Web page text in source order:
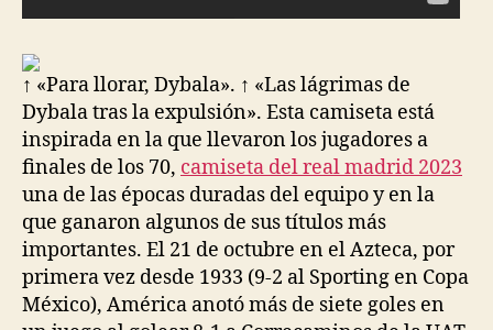
↑ «Para llorar, Dybala». ↑ «Las lágrimas de
Dybala tras la expulsión». Esta camiseta está
inspirada en la que llevaron los jugadores a
finales de los 70, camiseta del real madrid 2023
una de las épocas duradas del equipo y en la
que ganaron algunos de sus títulos más
importantes. El 21 de octubre en el Azteca, por
primera vez desde 1933 (9-2 al Sporting en Copa
México), América anotó más de siete goles en